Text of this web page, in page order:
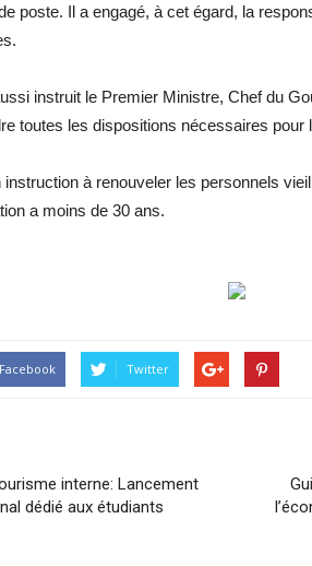
poste. Il a engagé, à cet égard, la
instruit le Premier Ministre, Chef du
toutes les dispositions nécessaires pour
instruction à renouveler les personnels
a moins de 30 ans.
Facebook Twitter
interne: Lancement
dédié aux étudiants